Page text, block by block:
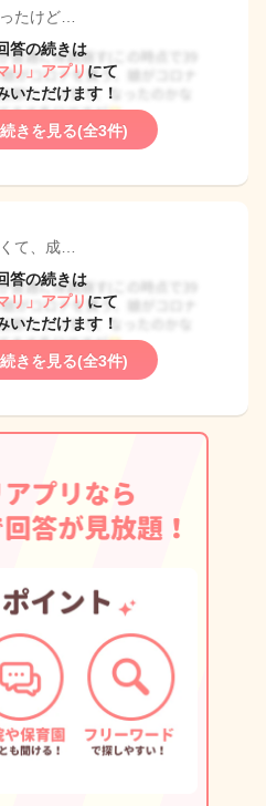
たけど…
答の続きは
リ」アプリ にて
いただけます！
きを見る(全3件)
て、成…
答の続きは
リ」アプリ にて
いただけます！
きを見る(全3件)